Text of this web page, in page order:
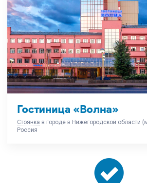
Гостиница «Волна»
Стоянка в городе в Нижегородской области
Россия